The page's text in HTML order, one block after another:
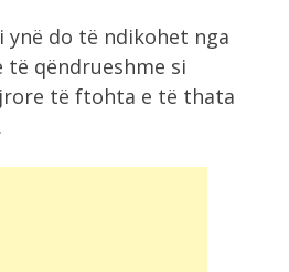
ynë do të ndikohet nga
qëndrueshme si
të ftohta e të thata